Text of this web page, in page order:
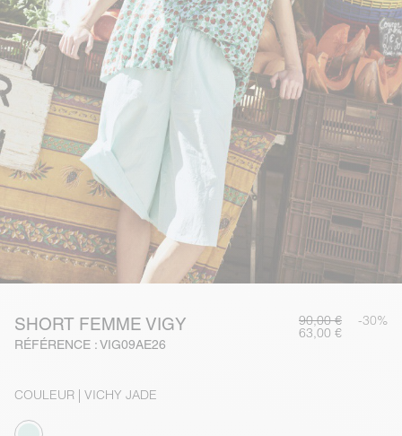
SHORT FEMME VIGY
RÉFÉRENCE : VIG09AE26
90,00 € -30%
63,00 €
COULEUR | VICHY JADE